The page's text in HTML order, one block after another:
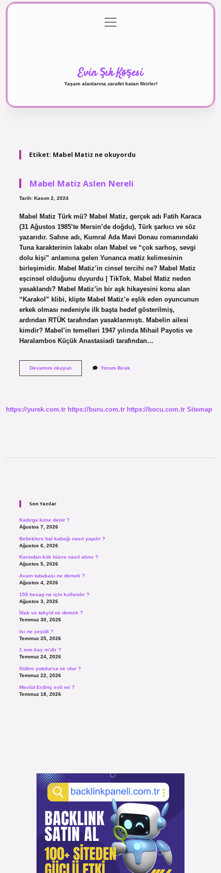
Gizlilik Politikası
menüyü
aç
Evin Şık Köşesi
Yaşam alanlarına zarafet katan fikirler!
Etiket: Mabel Matiz ne okuyordu
Mabel Matiz Aslen Nereli
Tarih: Kasım 2, 2024
Mabel Matiz Türk mü? Mabel Matiz, gerçek adı Fatih Karaca
(31 Ağustos 1985’te Mersin’de doğdu), Türk şarkıcı ve söz
yazarıdır. Sahne adı, Kumral Ada Mavi Donau romanındaki
Tuna karakterinin lakabı olan Mabel ve “çok sarhoş, sevgi
dolu kişi” anlamına gelen Yunanca matiz kelimesinin
birleşimidir. Mabel Matiz’in cinsel tercihi ne? Mabel Matiz
eşcinsel olduğunu duyurdu | TikTok. Mabel Matiz neden
yasaklandı? Mabel Matiz’in bir aşk hikayesini konu alan
“Karakol” klibi, klipte Mabel Matiz’e eşlik eden oyuncunun
erkek olması nedeniyle ilk başta hedef gösterilmiş,
ardından RTÜK tarafından yasaklanmıştı. Mabelin ailesi
kimdir? Mabel’in temelleri 1947 yılında Mihail Payotis ve
Haralambos Küçük Anastasiadi tarafından…
Devamını okuyunMabel
Yorum Bırak
https://yurek.com.tr https://buru.com.tr https://bocu.com.tr Sitemap
Son Yazılar
Kadırga kime denir ?
Ağustos 7, 2026
Bebeklere bal kabağı nasıl yapılır ?
Ağustos 6, 2026
Karından kök hücre nasıl alınır ?
Ağustos 5, 2026
Avam tabakası ne demek ?
Ağustos 4, 2026
159 hesap ne için kullanılır ?
Ağustos 3, 2026
İtlak ve takyid ne demek ?
Temmuz 30, 2026
Isı ne çeşidi ?
Temmuz 25, 2026
1 mm kaç m’dir ?
Temmuz 24, 2026
Gübre yutulursa ne olur ?
Temmuz 22, 2026
Mevlüt Erdinç evli mi ?
Temmuz 18, 2026